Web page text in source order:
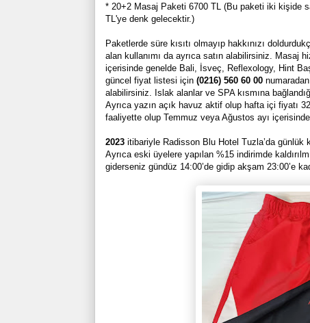
* 20+2 Masaj Paketi 6700 TL (Bu paketi iki kişide
TL'ye denk gelecektir.)
Paketlerde süre kısıtı olmayıp hakkınızı
alan kullanımı da ayrıca satın alabilirsiniz. Masaj
içerisinde genelde Bali, İsveç, Reflexology, Hint
güncel fiyat listesi için(0216) 560 60 00
alabilirsiniz. Islak alanlar ve SPA kısmına
Ayrıca yazın açık havuz aktif olup hafta içi fiyatı
faaliyette olup Temmuz veya Ağustos ayı
2023 itibariyle Radisson Blu Hotel Tuzla’da günlük
Ayrıca eski üyelere yapılan %15 indirimde
giderseniz gündüz 14:00’de gidip akşam 23:00’e